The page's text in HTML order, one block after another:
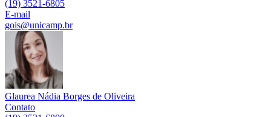
(19) 3521-6805
E-mail
gois@unicamp.br
Glaurea Nádia Borges de Oliveira
Contato